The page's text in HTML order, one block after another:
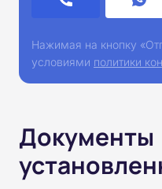
Нажимая на кнопку
условиями политики
Документы